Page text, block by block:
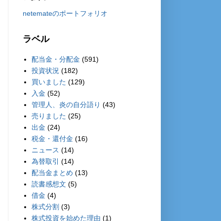
netemateのポートフォリオ
ラベル
配当金・分配金 (591)
投資状況 (182)
買いました (129)
入金 (52)
管理人、炎の自分語り (43)
売りました (25)
出金 (24)
税金・還付金 (16)
ニュース (14)
為替取引
(14)
配当金まとめ (13)
読書感想文 (5)
借金 (4)
株式分割 (3)
株式投資を始めた理由 (1)